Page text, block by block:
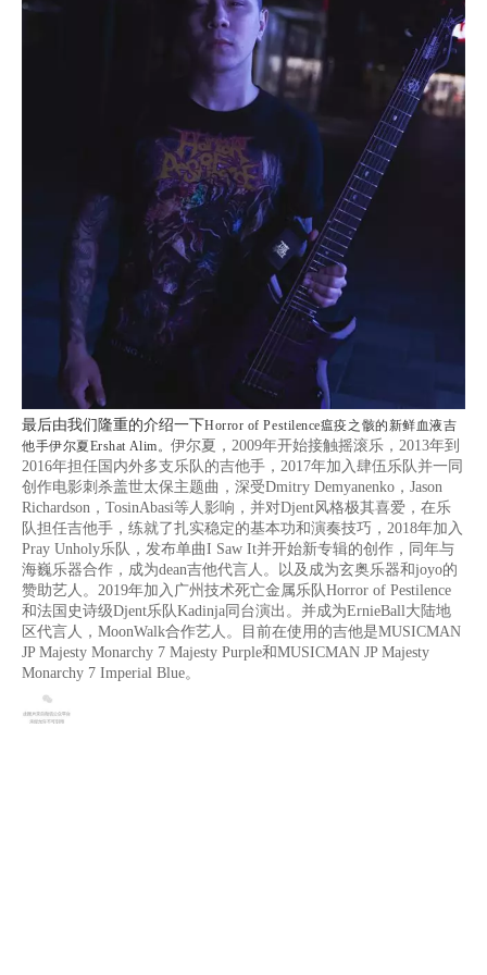
最后由我们隆重的介绍一下Horror of Pestilence瘟疫之骸的新鲜血液吉
他手伊尔夏Ershat Alim。伊尔夏，2009年开始接触摇滚乐，2013年到
2016年担任国内外多支乐队的吉他手，2017年加入肆伍乐队并一同
创作电影刺杀盖世太保主题曲，深受Dmitry Demyanenko，Jason
Richardson，TosinAbasi等人影响，并对Djent风格极其喜爱，在乐
队担任吉他手，练就了扎实稳定的基本功和演奏技巧，2018年加入
Pray Unholy乐队，发布单曲I Saw It并开始新专辑的创作，同年与
海巍乐器合作，成为dean吉他代言人。以及成为玄奥乐器和joyo的
赞助艺人。2019年加入广州技术死亡金属乐队Horror of Pestilence
和法国史诗级Djent乐队Kadinja同台演出。并成为ErnieBall大陆地
区代言人，MoonWalk合作艺人。目前在使用的吉他是MUSICMAN
JP Majesty Monarchy 7 Majesty Purple和MUSICMAN JP Majesty
Monarchy 7 Imperial Blue。